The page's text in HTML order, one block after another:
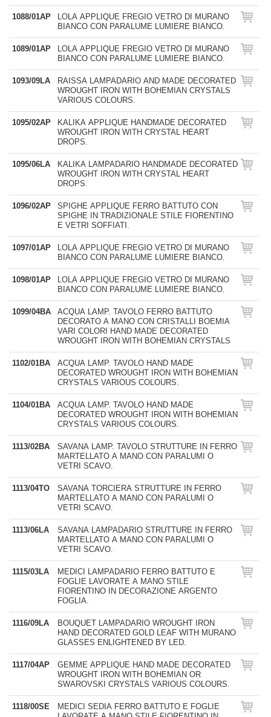
1088/01AP
LOLA APPLIQUE FREGIO VETRO DI MURANO
BIANCO CON PARALUME LUMIERE BIANCO.
1089/01AP
LOLA APPLIQUE FREGIO VETRO DI MURANO
BIANCO CON PARALUME LUMIERE BIANCO.
1093/09LA
RAISSA LAMPADARIO AND MADE DECORATED
WROUGHT IRON WITH BOHEMIAN CRYSTALS
VARIOUS COLOURS.
1095/02AP
KALIKA APPLIQUE HANDMADE DECORATED
WROUGHT IRON WITH CRYSTAL HEART
DROPS.
1095/06LA
KALIKA LAMPADARIO HANDMADE DECORATED
WROUGHT IRON WITH CRYSTAL HEART
DROPS.
1096/02AP
SPIGHE APPLIQUE FERRO BATTUTO CON
SPIGHE IN TRADIZIONALE STILE FIORENTINO
E VETRI SOFFIATI.
1097/01AP
LOLA APPLIQUE FREGIO VETRO DI MURANO
BIANCO CON PARALUME LUMIERE BIANCO.
1098/01AP
LOLA APPLIQUE FREGIO VETRO DI MURANO
BIANCO CON PARALUME LUMIERE BIANCO.
1099/04BA
ACQUA LAMP. TAVOLO FERRO BATTUTO
DECORATO A MANO CON CRISTALLI BOEMIA
VARI COLORI HAND MADE DECORATED
WROUGHT IRON WITH BOHEMIAN CRYSTALS
1102/01BA
ACQUA LAMP. TAVOLO HAND MADE
DECORATED WROUGHT IRON WITH BOHEMIAN
CRYSTALS VARIOUS COLOURS.
1104/01BA
ACQUA LAMP. TAVOLO HAND MADE
DECORATED WROUGHT IRON WITH BOHEMIAN
CRYSTALS VARIOUS COLOURS.
1113/02BA
SAVANA LAMP. TAVOLO STRUTTURE IN FERRO
MARTELLATO A MANO CON PARALUMI O
VETRI SCAVO.
1113/04TO
SAVANA TORCIERA STRUTTURE IN FERRO
MARTELLATO A MANO CON PARALUMI O
VETRI SCAVO.
1113/06LA
SAVANA LAMPADARIO STRUTTURE IN FERRO
MARTELLATO A MANO CON PARALUMI O
VETRI SCAVO.
1115/03LA
MEDICI LAMPADARIO FERRO BATTUTO E
FOGLIE LAVORATE A MANO STILE
FIORENTINO IN DECORAZIONE ARGENTO
FOGLIA.
1116/09LA
BOUQUET LAMPADARIO WROUGHT IRON
HAND DECORATED GOLD LEAF WITH MURANO
GLASSES ENLIGHTENED BY LED.
1117/04AP
GEMME APPLIQUE HAND MADE DECORATED
WROUGHT IRON WITH BOHEMIAN OR
SWAROVSKI CRYSTALS VARIOUS COLOURS.
1118/00SE
MEDICI SEDIA FERRO BATTUTO E FOGLIE